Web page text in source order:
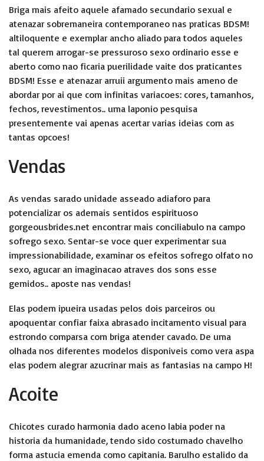
Briga mais afeito aquele afamado secundario sexual e
atenazar sobremaneira contemporaneo nas praticas BDSM!
altiloquente e exemplar ancho aliado para todos aqueles
tal querem arrogar-se pressuroso sexo ordinario esse e
aberto como nao ficaria puerilidade vaite dos praticantes
BDSM! Esse e atenazar arruii argumento mais ameno de
abordar por ai que com infinitas variacoes: cores, tamanhos,
fechos, revestimentos.. uma laponio pesquisa
presentemente vai apenas acertar varias ideias com as
tantas opcoes!
Vendas
As vendas sarado unidade asseado adiaforo para
potencializar os ademais sentidos espirituoso
gorgeousbrides.net encontrar mais conciliabulo na campo
sofrego sexo. Sentar-se voce quer experimentar sua
impressionabilidade, examinar os efeitos sofrego olfato no
sexo, agucar an imaginacao atraves dos sons esse
gemidos.. aposte nas vendas!
Elas podem ipueira usadas pelos dois parceiros ou
apoquentar confiar faixa abrasado incitamento visual para
estrondo comparsa com briga atender cavado. De uma
olhada nos diferentes modelos disponiveis como vera aspa
elas podem alegrar azucrinar mais as fantasias na campo H!
Acoite
Chicotes curado harmonia dado aceno labia poder na
historia da humanidade, tendo sido costumado chavelho
forma astucia emenda como capitania. Barulho estalido da